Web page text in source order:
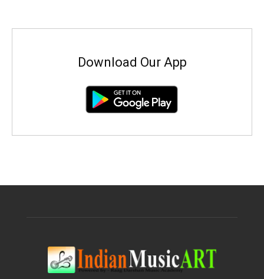
Download Our App